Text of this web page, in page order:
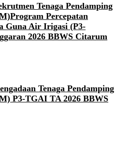
Tenaga Pendamping
Percepatan
Guna Air Irigasi (P3-
2026 BBWS Citarum
Tenaga Pendamping
P3-TGAI TA 2026 BBWS